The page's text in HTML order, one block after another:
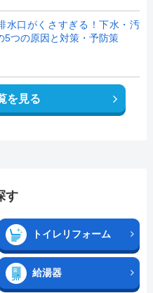
水口がくさすぎる！下水・汚
5つの原因と対策・予防策
を見る
す
トイレリフォーム
給湯器